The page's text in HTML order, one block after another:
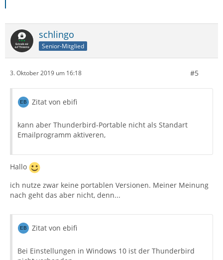
schlingo
Senior-Mitglied
3. Oktober 2019 um 16:18 #5
Zitat von ebifi
kann aber Thunderbird-Portable nicht als Standart
Emailprogramm aktiveren,
Hallo
ich nutze zwar keine portablen Versionen. Meiner Meinung
nach geht das aber nicht, denn...
Zitat von ebifi
Bei Einstellungen in Windows 10 ist der Thunderbird